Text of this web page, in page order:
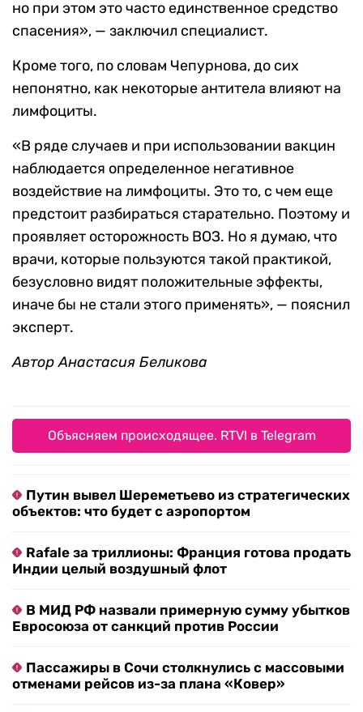
но при этом это часто единственное средство
спасения», — заключил специалист.
Кроме того, по словам Чепурнова, до сих
непонятно, как некоторые антитела влияют на
лимфоциты.
«В ряде случаев и при использовании вакцин
наблюдается определенное негативное
воздействие на лимфоциты. Это то, с чем еще
предстоит разбираться старательно. Поэтому и
проявляет осторожность ВОЗ. Но я думаю, что
врачи, которые пользуются такой практикой,
безусловно видят положительные эффекты,
иначе бы не стали этого применять», — пояснил
эксперт.
Автор Анастасия Беликова
Объясняем происходящее. RTVI в Telegram
Путин вывел Шереметьево из стратегических
объектов: что будет с аэропортом
Rafale за триллионы: Франция готова продать
Индии целый воздушный флот
В МИД РФ назвали примерную сумму убытков
Евросоюза от санкций против России
Пассажиры в Сочи столкнулись с массовыми
отменами рейсов из-за плана «Ковер»